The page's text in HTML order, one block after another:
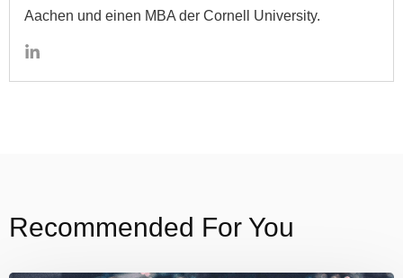
Aachen und einen MBA der Cornell University.
Recommended For You